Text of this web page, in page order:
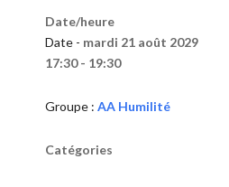
Date/heure
Date - mardi 21 août 2029
17:30 - 19:30
Groupe : AA Humilité
Catégories